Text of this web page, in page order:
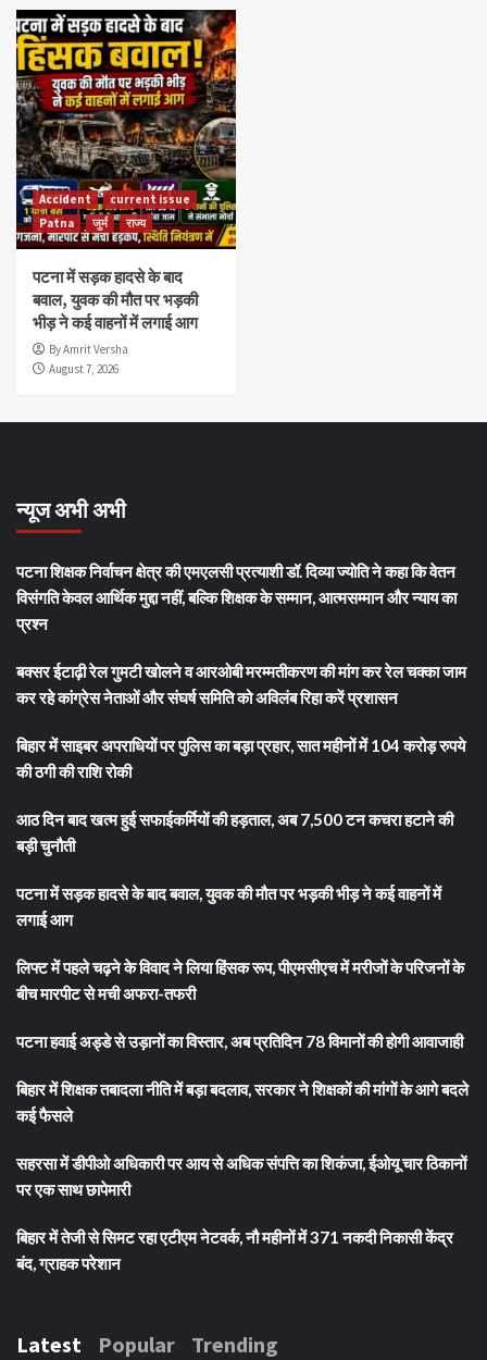
Accident
current issue
Patna
जुर्म राज्य
पटना में सड़क हादसे के बाद
बवाल, युवक की मौत पर भड़की
भीड़ ने कई वाहनों में लगाई आग
By Amrit Versha
August 7, 2026
न्यूज अभी अभी
पटना शिक्षक निर्वाचन क्षेत्र की एमएलसी प्रत्याशी डॉ. दिव्या ज्योति ने कहा कि वेतन
विसंगति केवल आर्थिक मुद्दा नहीं, बल्कि शिक्षक के सम्मान, आत्मसम्मान और न्याय का
प्रश्न
बक्सर ईटाढ़ी रेल गुमटी खोलने व आरओबी मरम्मतीकरण की मांग कर रेल चक्का जाम
कर रहे कांग्रेस नेताओं और संघर्ष समिति को अविलंब रिहा करें प्रशासन
बिहार में साइबर अपराधियों पर पुलिस का बड़ा प्रहार, सात महीनों में 104 करोड़ रुपये
की ठगी की राशि रोकी
आठ दिन बाद खत्म हुई सफाईकर्मियों की हड़ताल, अब 7,500 टन कचरा हटाने की
बड़ी चुनौती
पटना में सड़क हादसे के बाद बवाल, युवक की मौत पर भड़की भीड़ ने कई वाहनों में
लगाई आग
लिफ्ट में पहले चढ़ने के विवाद ने लिया हिंसक रूप, पीएमसीएच में मरीजों के परिजनों के
बीच मारपीट से मची अफरा-तफरी
पटना हवाई अड्डे से उड़ानों का विस्तार, अब प्रतिदिन 78 विमानों की होगी आवाजाही
बिहार में शिक्षक तबादला नीति में बड़ा बदलाव, सरकार ने शिक्षकों की मांगों के आगे बदले
कई फैसले
सहरसा में डीपीओ अधिकारी पर आय से अधिक संपत्ति का शिकंजा, ईओयू चार ठिकानों
पर एक साथ छापेमारी
बिहार में तेजी से सिमट रहा एटीएम नेटवर्क, नौ महीनों में 371 नकदी निकासी केंद्र
बंद, ग्राहक परेशान
Latest Popular Trending